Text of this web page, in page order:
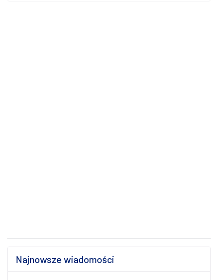
Najnowsze wiadomości